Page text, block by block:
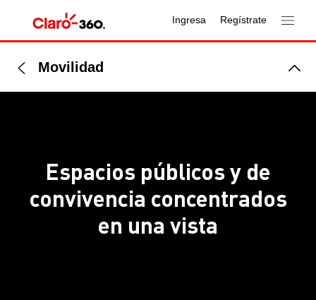
Ingresa Regístrate
Movilidad
Espacios públicos y de
convivencia concentrados
en una vista